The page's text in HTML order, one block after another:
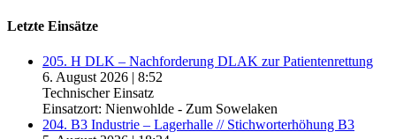
Letzte Einsätze
205. H DLK – Nachforderung DLAK zur Patientenrettung
6. August 2026 | 8:52
Technischer Einsatz
Einsatzort: Nienwohlde - Zum Sowelaken
204. B3 Industrie – Lagerhalle // Stichworterhöhung B3